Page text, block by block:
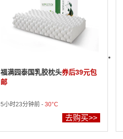
福满园泰国乳胶枕头券后39元包
邮
5小时23分钟前 - 30°C
去购买>>